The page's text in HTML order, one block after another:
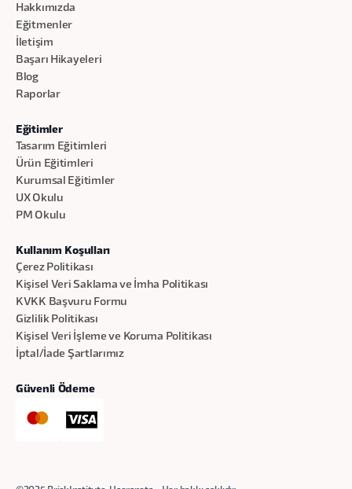
Hakkımızda
Eğitmenler
İletişim
Başarı Hikayeleri
Blog
Raporlar
Eğitimler
Tasarım Eğitimleri
Ürün Eğitimleri
Kurumsal Eğitimler
UX Okulu
PM Okulu
Kullanım Koşulları
Çerez Politikası
Kişisel Veri Saklama ve İmha Politikası
KVKK Başvuru Formu
Gizlilik Politikası
Kişisel Veri İşleme ve Koruma Politikası
İptal/İade Şartlarımız
Güvenli Ödeme